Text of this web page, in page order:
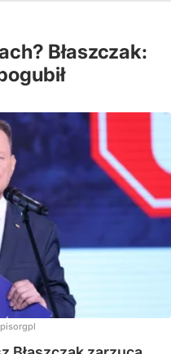
Błaszczak:
pisorgpl